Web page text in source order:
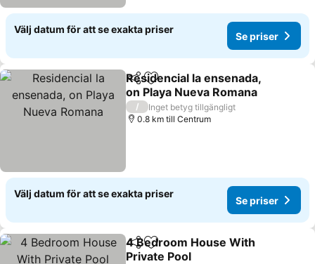
Välj datum för att se exakta priser
Se priser
Dela Lägg till i Mina Favoriter
Residencial la ensenada,
on Playa Nueva Romana
/
Inget betyg tillgängligt
0.8 km till Centrum
Välj datum för att se exakta priser
Se priser
Dela Lägg till i Mina Favoriter
4 Bedroom House With
Private Pool